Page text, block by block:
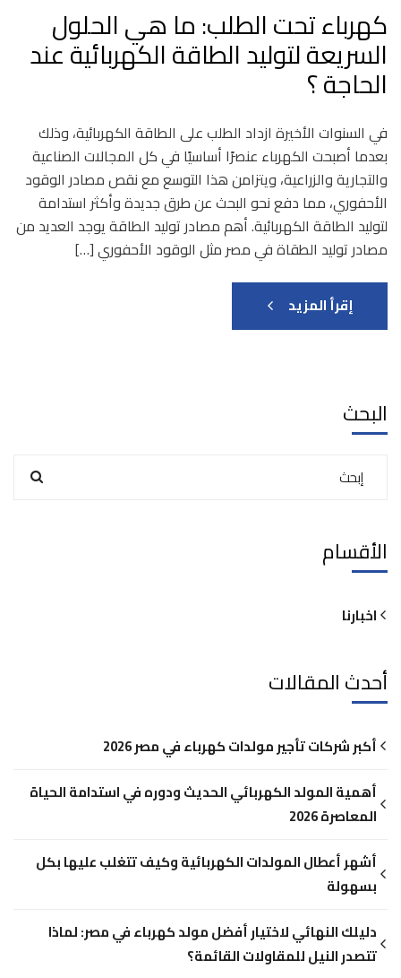
كهرباء تحت الطلب: ما هي الحلول
السريعة لتوليد الطاقة الكهربائية عند
الحاجة ؟
في السنوات الأخيرة ازداد الطلب على الطاقة الكهربائية، وذلك
بعدما أصبحت الكهرباء عنصرًا أساسيًا في كل المجالات الصناعية
والتجارية والزراعية، ويتزامن هذا التوسع مع نقص مصادر الوقود
الأحفوري، مما دفع نحو البحث عن طرق جديدة وأكثر استدامة
لتوليد الطاقة الكهربائية. أهم مصادر توليد الطاقة يوجد العديد من
مصادر توليد الطقاة في مصر مثل الوقود الأحفوري […]
إقرأ المزيد
البحث
الأقسام
اخبارنا
أحدث المقالات
أكبر شركات تأجير مولدات كهرباء في مصر 2026
أهمية المولد الكهربائي الحديث ودوره في استدامة الحياة
المعاصرة 2026
أشهر أعطال المولدات الكهربائية وكيف تتغلب عليها بكل
بسهولة
دليلك النهائي لاختيار أفضل مولد كهرباء في مصر: لماذا
تتصدر النيل للمقاولات القائمة؟